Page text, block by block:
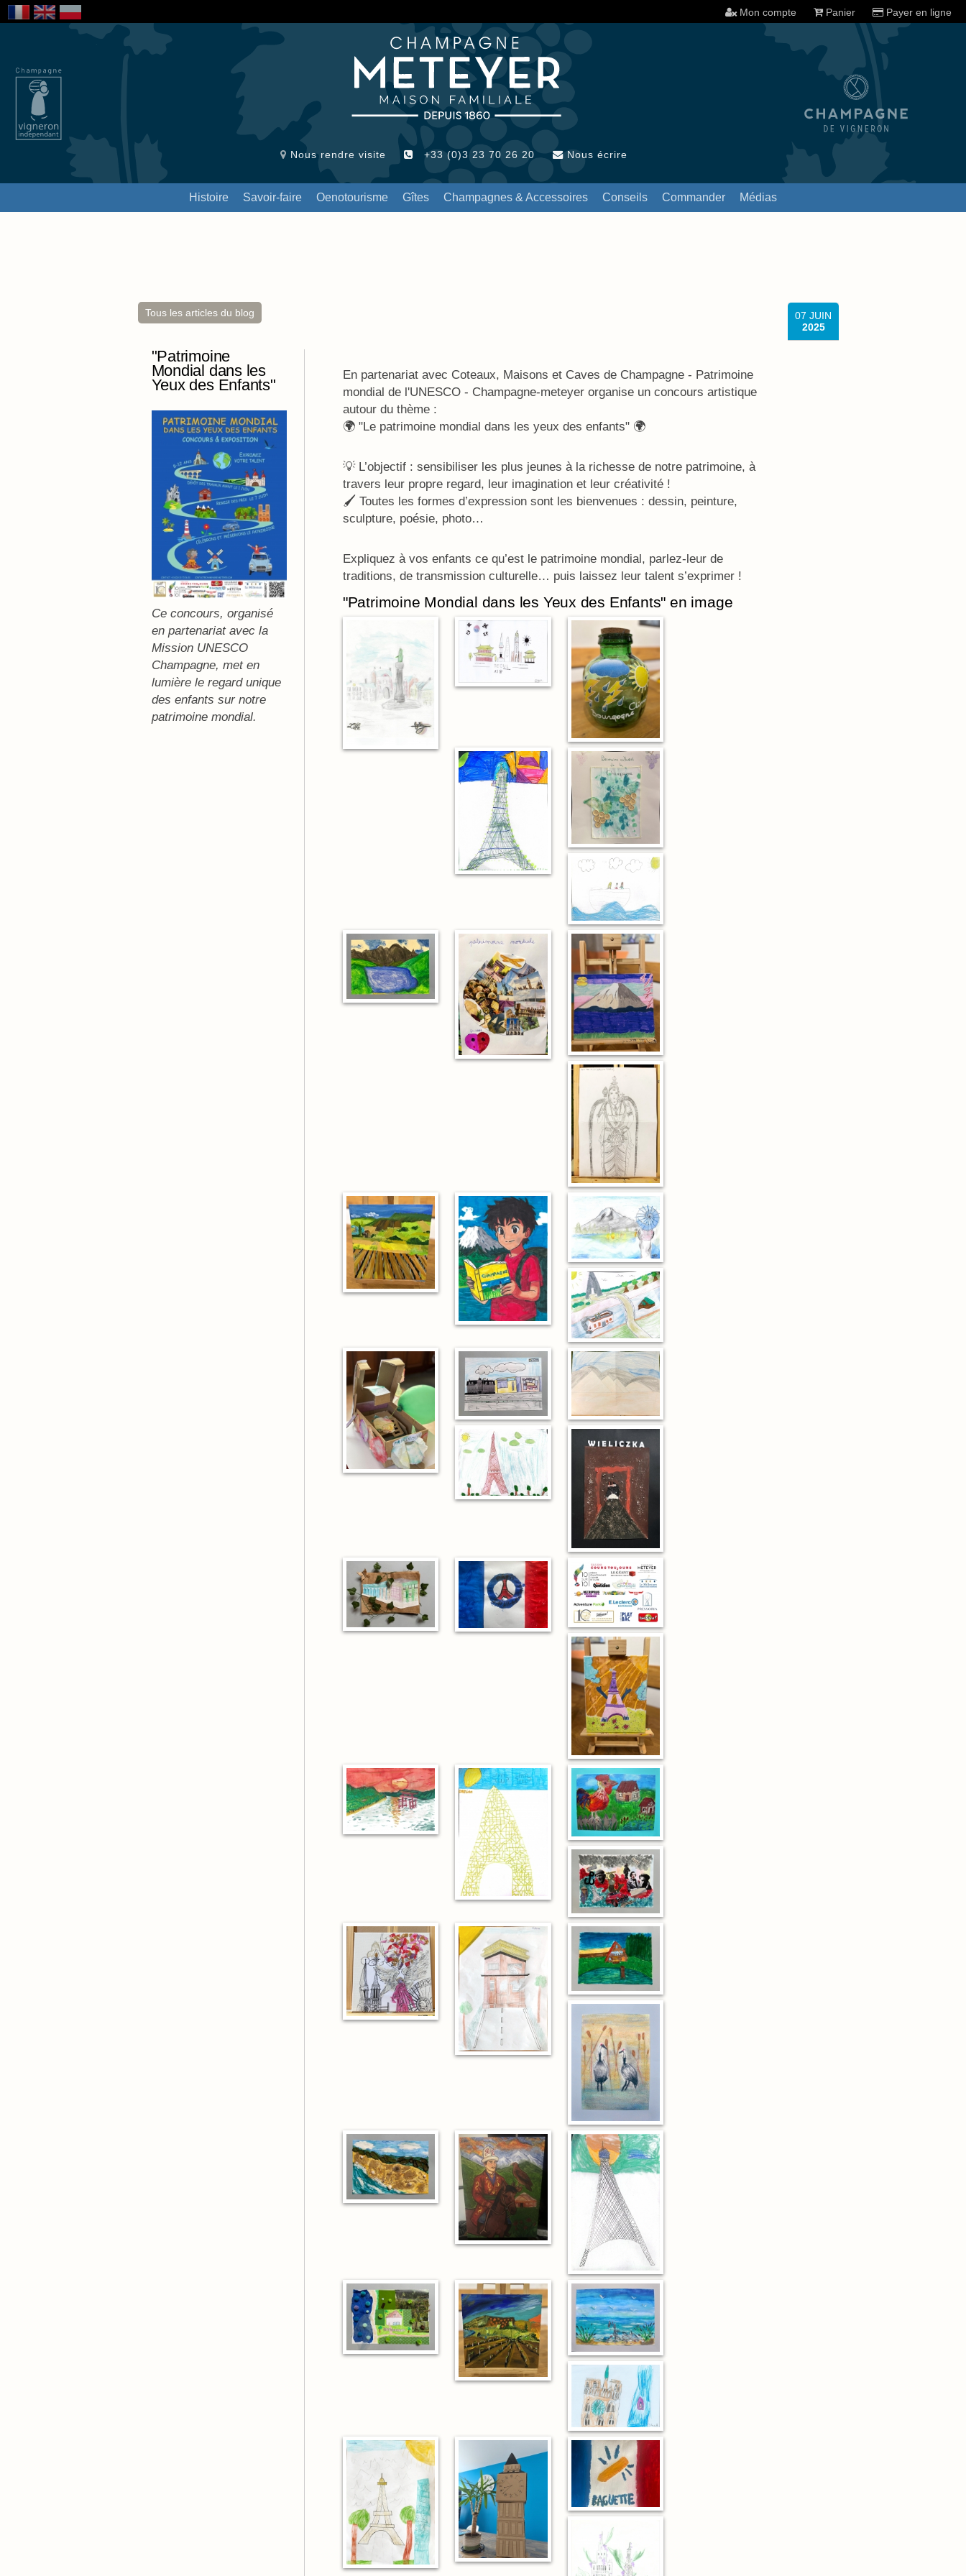
Mon compte Panier Payer en ligne
Nous rendre visite +33 (0)3 23 70 26 20 Nous écrire
Histoire Savoir-faire Oenotourisme Gîtes Champagnes & Accessoires Conseils Commander Médias
Tous les articles du blog 07 JUIN
2025
"Patrimoine
Mondial dans les
Yeux des Enfants"
Ce concours, organisé
en partenariat avec la
Mission UNESCO
Champagne, met en
lumière le regard unique
des enfants sur notre
patrimoine mondial.
En partenariat avec Coteaux, Maisons et Caves de Champagne - Patrimoine
mondial de l'UNESCO - Champagne-meteyer organise un concours artistique
autour du thème :
🌍 "Le patrimoine mondial dans les yeux des enfants" 🌍
💡 L’objectif : sensibiliser les plus jeunes à la richesse de notre patrimoine, à
travers leur propre regard, leur imagination et leur créativité !
🖌️ Toutes les formes d’expression sont les bienvenues : dessin, peinture,
sculpture, poésie, photo…
Expliquez à vos enfants ce qu’est le patrimoine mondial, parlez-leur de
traditions, de transmission culturelle… puis laissez leur talent s’exprimer !
"Patrimoine Mondial dans les Yeux des Enfants" en image